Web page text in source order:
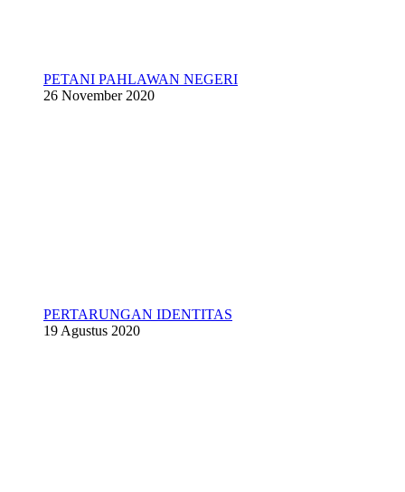
PETANI PAHLAWAN NEGERI
26 November 2020
PERTARUNGAN IDENTITAS
19 Agustus 2020